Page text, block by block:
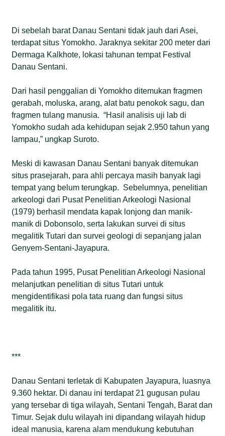
Di sebelah barat Danau Sentani tidak jauh dari Asei,
terdapat situs Yomokho. Jaraknya sekitar 200 meter dari
Dermaga Kalkhote, lokasi tahunan tempat Festival
Danau Sentani.
Dari hasil penggalian di Yomokho ditemukan fragmen
gerabah, moluska, arang, alat batu penokok sagu, dan
fragmen tulang manusia. “Hasil analisis uji lab di
Yomokho sudah ada kehidupan sejak 2.950 tahun yang
lampau,” ungkap Suroto.
Meski di kawasan Danau Sentani banyak ditemukan
situs prasejarah, para ahli percaya masih banyak lagi
tempat yang belum terungkap. Sebelumnya, penelitian
arkeologi dari Pusat Penelitian Arkeologi Nasional
(1979) berhasil mendata kapak lonjong dan manik-
manik di Dobonsolo, serta lakukan survei di situs
megalitik Tutari dan survei geologi di sepanjang jalan
Genyem-Sentani-Jayapura.
Pada tahun 1995, Pusat Penelitian Arkeologi Nasional
melanjutkan penelitian di situs Tutari untuk
mengidentifikasi pola tata ruang dan fungsi situs
megalitik itu.
***
Danau Sentani terletak di Kabupaten Jayapura, luasnya
9.360 hektar. Di danau ini terdapat 21 gugusan pulau
yang tersebar di tiga wilayah, Sentani Tengah, Barat dan
Timur. Sejak dulu wilayah ini dipandang wilayah hidup
ideal manusia, karena alam mendukung kebutuhan